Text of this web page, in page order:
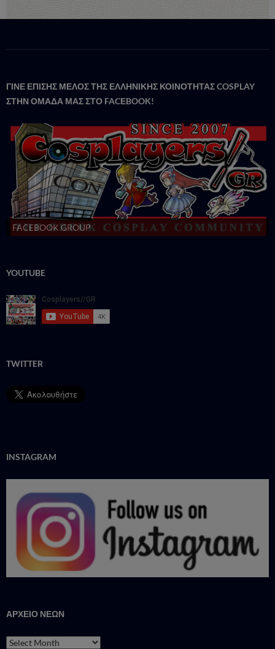
ΓΙΝΕ ΕΠΙΣΗΣ ΜΕΛΟΣ ΤΗΣ ΕΛΛΗΝΙΚΗΣ ΚΟΙΝΟΤΗΤΑΣ COSPLAY
ΣΤΗΝ ΟΜΑΔΑ ΜΑΣ ΣΤΟ FACΕBOOK!
FACEBOOK GROUP
YOUTUBE
TWITTER
INSTAGRAM
ΑΡΧΕΙΟ ΝΕΩΝ
ΑΡΧΕΙΟ